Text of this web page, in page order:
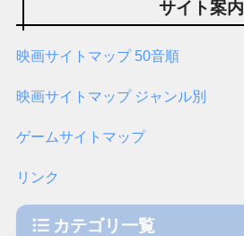
サイト案内
映画サイトマップ 50音順
映画サイトマップ ジャンル別
ゲームサイトマップ
リンク
カテゴリ一覧